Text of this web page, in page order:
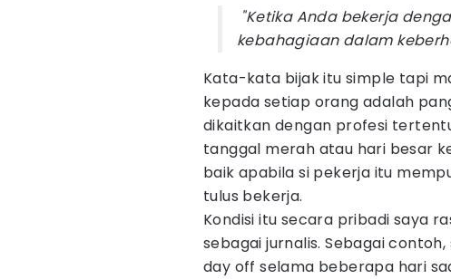
"Ketika Anda bekerja
kebahagiaan dalam
Kata-kata bijak itu simple tapi
kepada setiap orang adalah
dikaitkan dengan profesi
tanggal merah atau hari besar
baik apabila si pekerja itu
tulus bekerja.
Kondisi itu secara pribadi saya
sebagai jurnalis. Sebagai
day off selama beberapa hari